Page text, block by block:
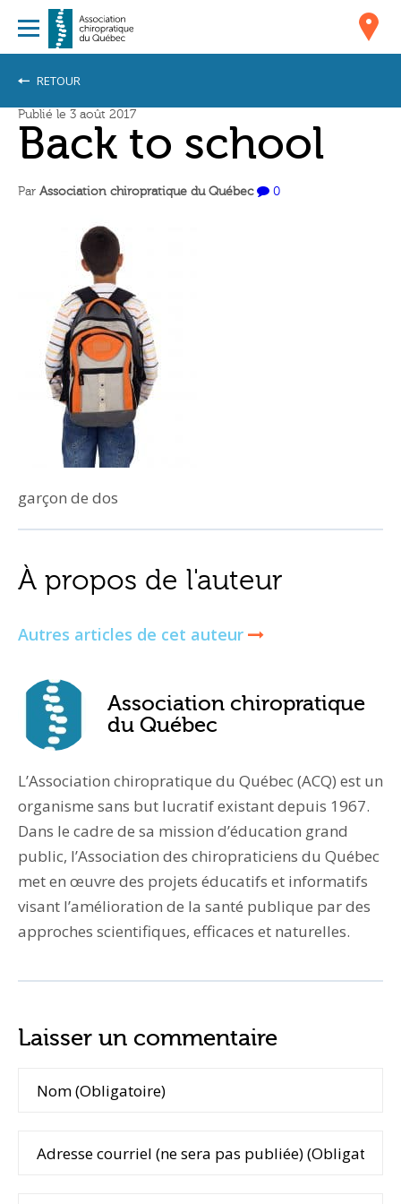
RETOUR
Publié le 3 août 2017
Back to school
Par Association chiropratique du Québec 0
garçon de dos
À propos de l'auteur
Autres articles de cet auteur
Association chiropratique
du Québec
L’Association chiropratique du Québec (ACQ) est un
organisme sans but lucratif existant depuis 1967.
Dans le cadre de sa mission d’éducation grand
public, l’Association des chiropraticiens du Québec
met en œuvre des projets éducatifs et informatifs
visant l’amélioration de la santé publique par des
approches scientifiques, efficaces et naturelles.
Laisser un commentaire